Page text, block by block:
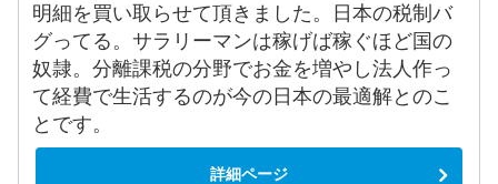
明細を買い取らせて頂きました。日本の税制バ
グってる。サラリーマンは稼げば稼ぐほど国の
奴隷。分離課税の分野でお金を増やし法人作っ
て経費で生活するのが今の日本の最適解とのこ
とです。
詳細ページ